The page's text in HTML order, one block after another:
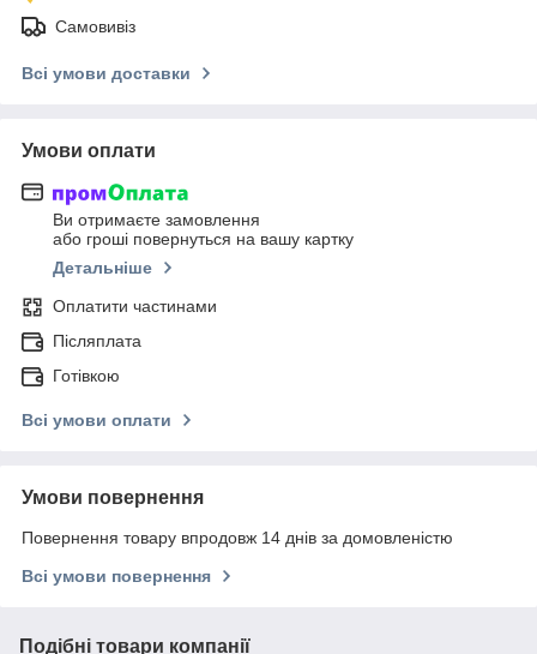
Самовивіз
Всі умови доставки
Умови оплати
Ви отримаєте замовлення
або гроші повернуться на вашу картку
Детальніше
Оплатити частинами
Післяплата
Готівкою
Всі умови оплати
Умови повернення
Повернення товару впродовж 14 днів за домовленістю
Всі умови повернення
Подібні товари компанії